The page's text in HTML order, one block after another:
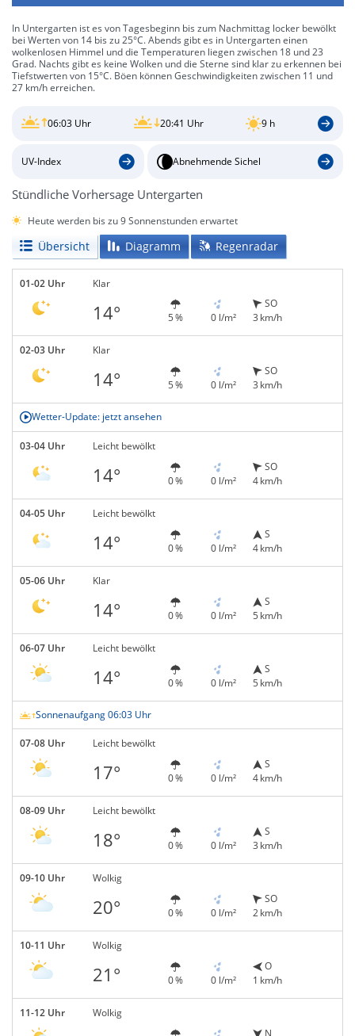
In Untergarten ist es von Tagesbeginn bis zum Nachmittag locker bewölkt
bei Werten von 14 bis zu 25°C. Abends gibt es in Untergarten einen
wolkenlosen Himmel und die Temperaturen liegen zwischen 18 und 23
Grad. Nachts gibt es keine Wolken und die Sterne sind klar zu erkennen bei
Tiefstwerten von 15°C. Böen können Geschwindigkeiten zwischen 11 und
27 km/h erreichen.
06:03 Uhr 20:41 Uhr 9 h
UV-Index Abnehmende Sichel
Stündliche Vorhersage Untergarten
Heute werden bis zu 9 Sonnenstunden erwartet
Übersicht Diagramm Regenradar
01-02 Uhr Klar
14° 5 % 0 l/m²
SO
3 km/h
02-03 Uhr Klar
14° 5 % 0 l/m²
SO
3 km/h
Wetter-Update: jetzt ansehen
03-04 Uhr Leicht bewölkt
14° 0 % 0 l/m²
SO
4 km/h
04-05 Uhr Leicht bewölkt
14° 0 % 0 l/m²
S
4 km/h
05-06 Uhr Klar
14° 0 % 0 l/m²
S
5 km/h
06-07 Uhr Leicht bewölkt
14° 0 % 0 l/m²
S
5 km/h
Sonnenaufgang 06:03 Uhr
07-08 Uhr Leicht bewölkt
17° 0 % 0 l/m²
S
4 km/h
08-09 Uhr Leicht bewölkt
18° 0 % 0 l/m²
S
3 km/h
09-10 Uhr Wolkig
20° 0 % 0 l/m²
SO
2 km/h
10-11 Uhr Wolkig
21° 0 % 0 l/m²
O
1 km/h
11-12 Uhr Wolkig
N